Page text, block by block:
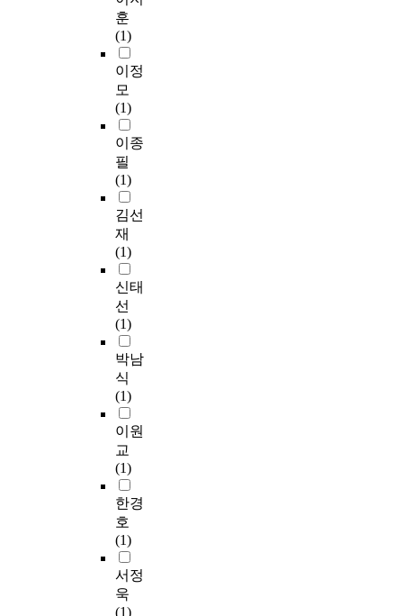
훈
(1)
이정
모
(1)
이종
필
(1)
김선
재
(1)
신태
선
(1)
박남
식
(1)
이원
교
(1)
한경
호
(1)
서정
욱
(1)